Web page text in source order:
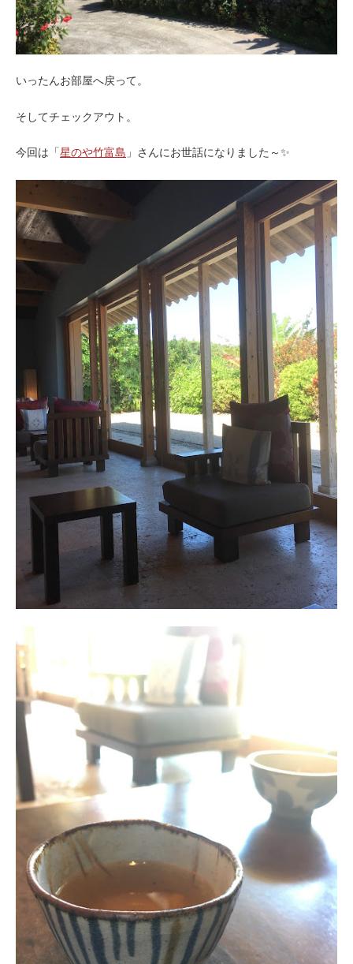
いったんお部屋へ戻って。
そしてチェックアウト。
今回は「星のや竹富島 」さんにお世話になりました～✨